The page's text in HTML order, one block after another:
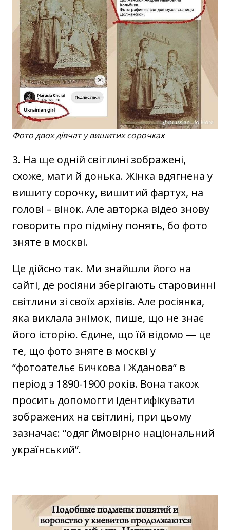
Фото двох дівчат у вишитих сорочках
3. На ще одній світлині зображені,
схоже, мати й донька. Жінка вдягнена у
вишиту сорочку, вишитий фартух, на
голові – вінок. Але авторка відео знову
говорить про підміну понять, бо фото
зняте в москві.
Це дійсно так. Ми знайшли його на
сайті, де росіяни зберігають старовинні
світлини зі своїх архівів. Але росіянка,
яка виклала знімок, пише, що не знає
його історію. Єдине, що їй відомо — це
те, що фото зняте в москві у
“фотоательє Бичкова і Жданова” в
період з 1890-1900 років. Вона також
просить допомогти ідентифікувати
зображених на світлині, при цьому
зазначає: “одяг ймовірно національний
український”.